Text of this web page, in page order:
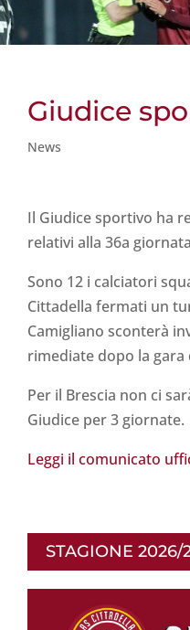
Giudice
News
Il Giudice sportivo ha
relativi alla 36a
Sono 12 i calciatori
Cittadella fermati un
Camigliano sconterà
rimediate dopo la gara
Per il Brescia non ci
Giudice per 3 giornate.
Leggi il comunicato
STAGIONE 2026/